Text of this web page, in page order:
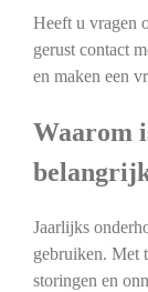
Heeft u vragen
gerust contact
en maken een
Waarom
Jaarlijks
gebruiken. Met
storingen en